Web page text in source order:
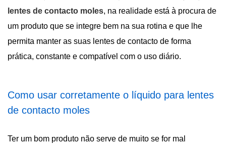
lentes de contacto moles, na realidade está à procura de
um produto que se integre bem na sua rotina e que lhe
permita manter as suas lentes de contacto de forma
prática, constante e compatível com o uso diário.
Como usar corretamente o líquido para lentes
de contacto moles
Ter um bom produto não serve de muito se for mal